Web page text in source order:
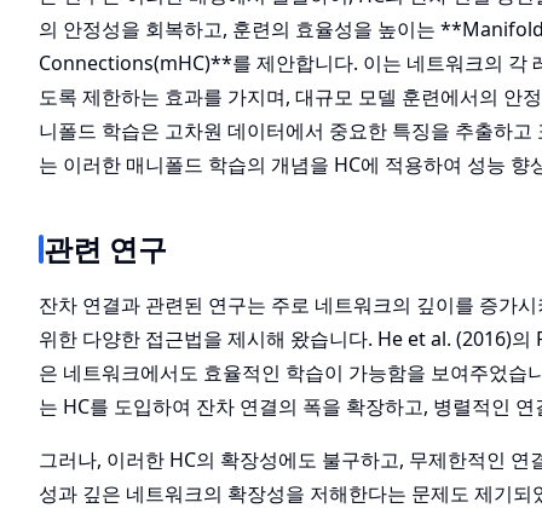
의 안정성을 회복하고, 훈련의 효율성을 높이는
Connections(mHC)**를 제안합니다. 이는 네트워크의 각
도록 제한하는 효과를 가지며, 대규모 모델 훈련에서의 안
니폴드 학습은 고차원 데이터에서 중요한 특징을 추출하
는 이러한 매니폴드 학습의 개념을 HC에 적용하여 성능 향
관련 연구
잔차 연결과 관련된 연구는 주로 네트워크의 깊이를 증가
위한 다양한 접근법을 제시해 왔습니다. He et al. (2016)
은 네트워크에서도 효율적인 학습이 가능함을 보여주었습
는 HC를 도입하여 잔차 연결의 폭을 확장하고, 병렬적인
그러나, 이러한 HC의 확장성에도 불구하고, 무제한적인
성과 깊은 네트워크의 확장성을 저해한다는 문제도 제기